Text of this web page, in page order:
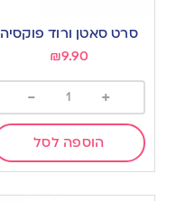
to
סרט סאטן ורוד פוקסיה
₪9.90
+
-
הוספה לסל